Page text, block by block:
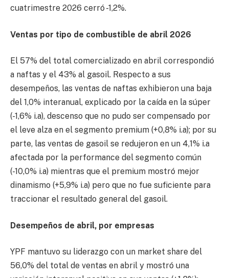
cuatrimestre 2026 cerró -1,2%.
Ventas por tipo de combustible de abril 2026
El 57% del total comercializado en abril correspondió
a naftas y el 43% al gasoil. Respecto a sus
desempeños, las ventas de naftas exhibieron una baja
del 1,0% interanual, explicado por la caída en la súper
(-1,6% i.a), descenso que no pudo ser compensado por
el leve alza en el segmento premium (+0,8% i.a); por su
parte, las ventas de gasoil se redujeron en un 4,1% i.a
afectada por la performance del segmento común
(-10,0% i.a) mientras que el premium mostró mejor
dinamismo (+5,9% i.a) pero que no fue suficiente para
traccionar el resultado general del gasoil.
Desempeños de abril, por empresas
YPF mantuvo su liderazgo con un market share del
56,0% del total de ventas en abril y mostró una